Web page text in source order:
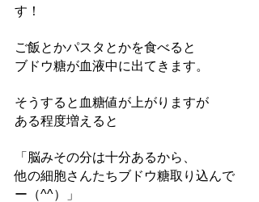
す！
ご飯とかパスタとかを食べると
ブドウ糖が血液中に出てきます。
そうすると血糖値が上がりますが
ある程度増えると
「脳みその分は十分あるから、
他の細胞さんたちブドウ糖取り込んで
ー（^^）」